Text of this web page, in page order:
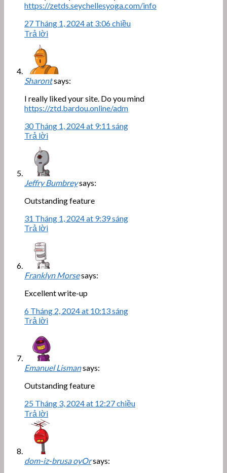
https://zetds.seychellesyoga.com/info
27 Tháng 1, 2024 at 3:06 chiều
Trả lời
Sharontsays:
I really liked your site. Do you mind
https://ztd.bardou.online/adm
30 Tháng 1, 2024 at 9:11 sáng
Trả lời
Jeffry Bumbreysays:
Outstanding feature
31 Tháng 1, 2024 at 9:39 sáng
Trả lời
Franklyn Morsesays:
Excellent write-up
6 Tháng 2, 2024 at 10:13 sáng
Trả lời
Emanuel Lismansays:
Outstanding feature
25 Tháng 3, 2024 at 12:27 chiều
Trả lời
dom-iz-brusa oyOrsays: